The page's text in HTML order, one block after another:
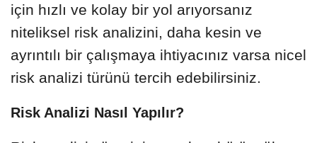
için hızlı ve kolay bir yol arıyorsanız
niteliksel risk analizini, daha kesin ve
ayrıntılı bir çalışmaya ihtiyacınız varsa nicel
risk analizi türünü tercih edebilirsiniz.
Risk Analizi Nasıl Yapılır?